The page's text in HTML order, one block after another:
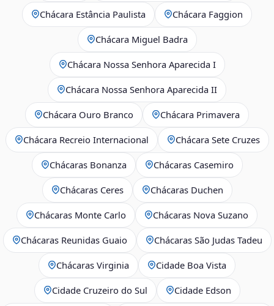
Chácara Estância Paulista Chácara Faggion
Chácara Miguel Badra
Chácara Nossa Senhora Aparecida I
Chácara Nossa Senhora Aparecida II
Chácara Ouro Branco Chácara Primavera
Chácara Recreio Internacional Chácara Sete Cruzes
Chácaras Bonanza Chácaras Casemiro
Chácaras Ceres Chácaras Duchen
Chácaras Monte Carlo Chácaras Nova Suzano
Chácaras Reunidas Guaio Chácaras São Judas Tadeu
Chácaras Virginia Cidade Boa Vista
Cidade Cruzeiro do Sul Cidade Edson